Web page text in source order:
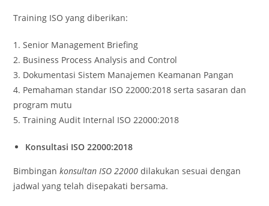
Training ISO yang diberikan:
1. Senior Management Briefing
2. Business Process Analysis and Control
3. Dokumentasi Sistem Manajemen Keamanan Pangan
4. Pemahaman standar ISO 22000:2018 serta sasaran dan
program mutu
5. Training Audit Internal ISO 22000:2018
Konsultasi ISO 22000:2018
Bimbingankonsultan ISO 22000 dilakukan sesuai dengan
jadwal yang telah disepakati bersama.